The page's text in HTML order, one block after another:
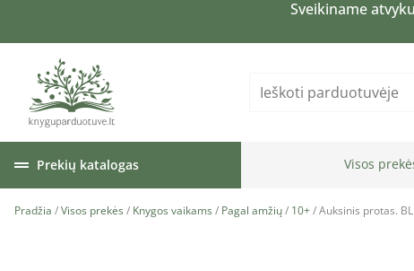
Sveikiname
Prekių katalogas Visos
Pradžia /Visos prekės / Knygos vaikams / Pagal amžių/ 10+/ Auksinis protas.